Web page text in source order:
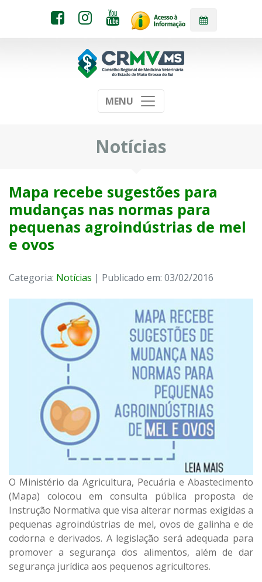
MENU
Notícias
Mapa recebe sugestões para
mudanças nas normas para
pequenas agroindústrias de mel
e ovos
Categoria: Notícias | Publicado em: 03/02/2016
O Ministério da Agricultura, Pecuária e Abastecimento
(Mapa) colocou em consulta pública proposta de
Instrução Normativa que visa alterar normas exigidas a
pequenas agroindústrias de mel, ovos de galinha e de
codorna e derivados. A legislação será adequada para
promover a segurança dos alimentos, além de dar
segurança jurídica aos pequenos agricultores.